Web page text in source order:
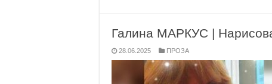
Галина МАРКУС |
28.06.2025 ПРОЗА